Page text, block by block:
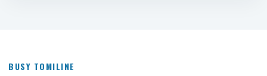
BUSY TOMILINE